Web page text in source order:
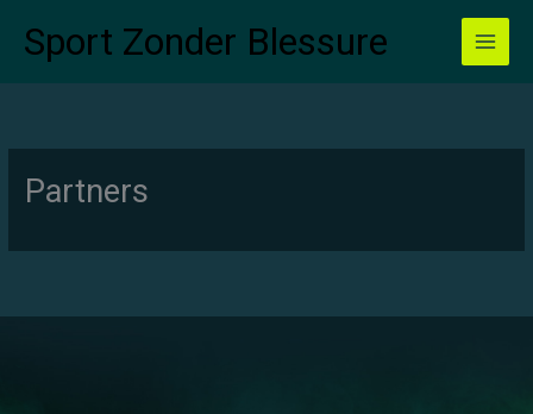
naarSport Zonder Blessure
Partners